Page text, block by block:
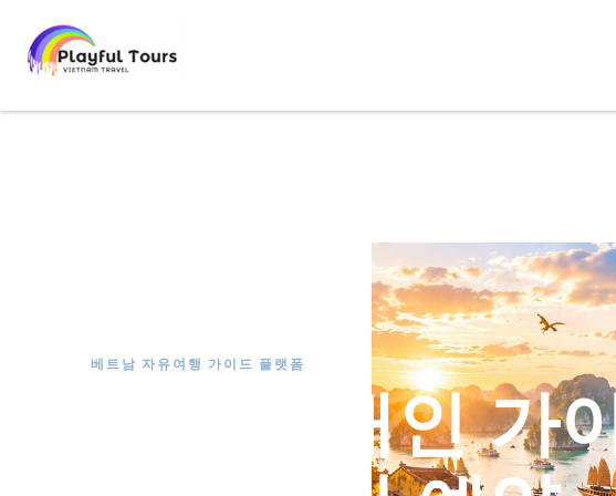
베트남 자유여행 가이드 플랫폼
베트남 개인 가